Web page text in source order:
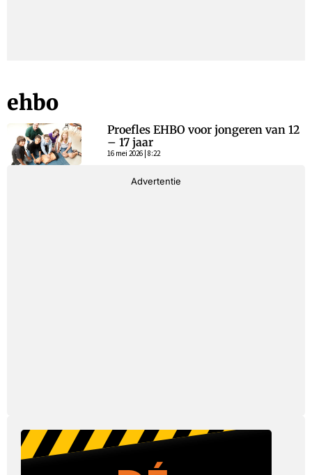
ehbo
Proefles EHBO voor jongeren van 12
– 17 jaar
16 mei 2026 | 8:22
Advertentie